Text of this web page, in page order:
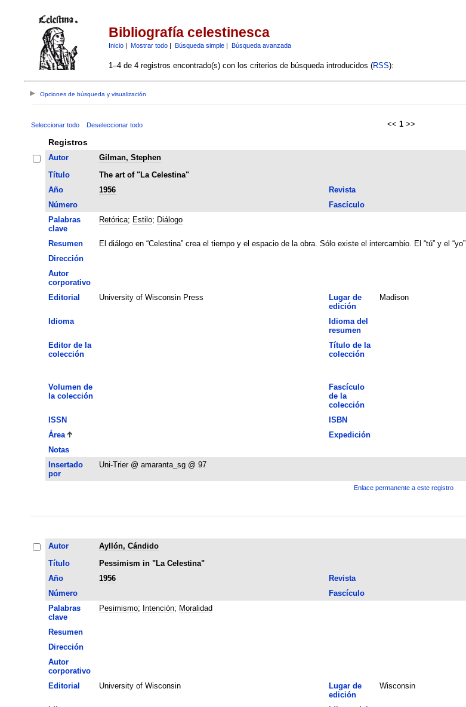
Bibliografía celestinesca
Inicio| Mostrar todo| Búsqueda simple| Búsqueda avanzada
1–4 de 4 registros encontrado(s) con los criterios de búsqueda introducidos (RSS):
Opciones de búsqueda y visualización
Seleccionar todo Deseleccionar todo << 1 >>
Registros
Autor
Gilman, Stephen
Título
The art of "La Celestina"
Año
1956 Revista
Número
Fascículo
Palabras
clave
Retórica; Estilo; Diálogo
Resumen
El diálogo en “Celestina” crea el tiempo y el espacio de la obra. Sólo existe el intercambio. El “tú” y el
Dirección
Autor
corporativo
Editorial University of Wisconsin Press
Lugar de
edición
Madison
Idioma
Idioma del
resumen
Editor de la
colección
Título de la
colección
Volumen de
la colección
Fascículo
de la
colección
ISSN ISBN
Área
Expedición
Notas
Insertado
por
Uni-Trier @ amaranta_sg @ 97
Enlace permanente a este registro
Autor
Ayllón, Cándido
Título
Pessimism in "La Celestina"
Año
1956 Revista
Número
Fascículo
Palabras
clave
Pesimismo; Intención; Moralidad
Resumen
Dirección
Autor
corporativo
Editorial University of Wisconsin
Lugar de
edición
Wisconsin